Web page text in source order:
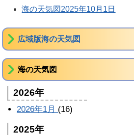
海の天気図2025年10月1日
広域版海の天気図
海の天気図
2026年
2026年1月 (16)
2025年